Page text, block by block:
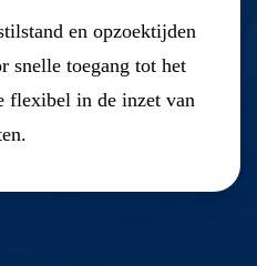
en opzoektijden
snelle toegang tot het
flexibel in de inzet van